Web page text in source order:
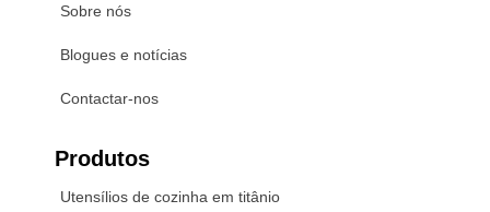
Sobre nós
Blogues e notícias
Contactar-nos
Produtos
Utensílios de cozinha em titânio